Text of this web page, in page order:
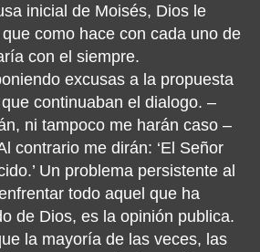
inicial de Moisés, Dios le
como hace con cada uno de
con el siempre.
excusas a la propuesta
continuaban el dialogo. –
ni tampoco me harán caso –
contrario me dirán: ‘El Señor
Un problema persistente al
todo aquel que ha
de Dios, es la opinión publica.
la mayoría de las veces, las